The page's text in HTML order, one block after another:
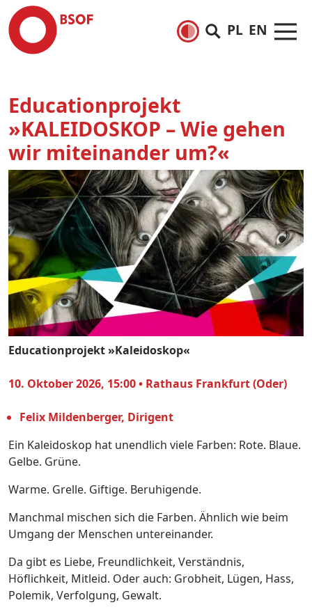
PL EN
Educationprojekt
»KALEIDOSKOP – Wie gehen
wir miteinander um?«
Educationprojekt »Kaleidoskop«
10. Oktober 2026, 15:00 • Rathaus Frankfurt (Oder)
Felix Mildenberger, Dirigent
Ein Kaleidoskop hat unendlich viele Farben: Rote. Blaue.
Gelbe. Grüne.
Warme. Grelle. Giftige. Beruhigende.
Manchmal mischen sich die Farben. Ähnlich wie beim
Umgang der Menschen untereinander.
Da gibt es Liebe, Freundlichkeit, Verständnis,
Höflichkeit, Mitleid. Oder auch: Grobheit, Lügen, Hass,
Polemik, Verfolgung, Gewalt.